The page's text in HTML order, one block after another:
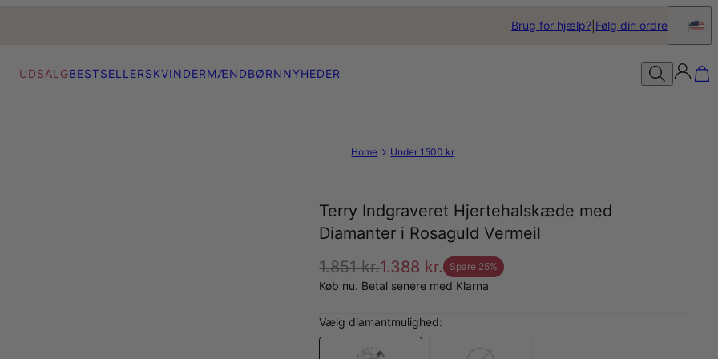
Brug for hjælp? Følg din ordre
UDSALGBESTSELLERSKVINDERMÆNDBØRNNYHEDER
Home Under 1500 kr
Terry Indgraveret Hjertehalskæde med
Diamanter i Rosaguld Vermeil
1.851 kr.1.388 kr. Spare 25%
Køb nu. Betal senere med Klarna
Vælg diamantmulighed: